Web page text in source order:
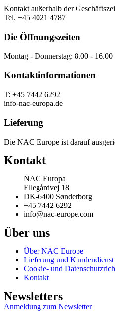
Kontakt außerhalb der
Tel. +45 4021 4787
Die Öffnungszeiten
Montag - Donnerstag: 8.00 -
Kontaktinformationen
T: +45 7442 6292
info-nac-europa.de
Lieferung
Die NAC Europe ist darauf
Kontakt
NAC Europa
Ellegårdvej 18
DK-6400 Sønderborg
+45 7442 6292
info@nac-europe.com
Über uns
Über NAC Europe
Lieferung und Kundendienst
Cookie- und
Kontakt
Newsletters
Anmeldung zum Newsletter